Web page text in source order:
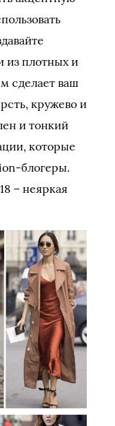
из плотных и
сделает ваш
кружево и
и тонкий
которые
блогеры.
– неяркая